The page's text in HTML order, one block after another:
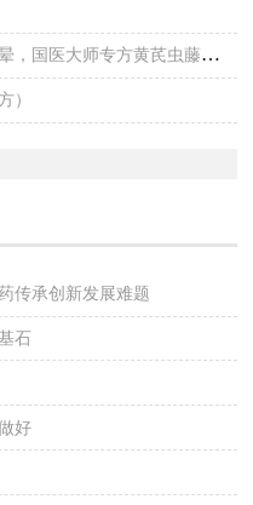
脑梗后遗症半身麻木、活动不利伴头晕，国医大师专方黄芪虫藤饮的实战医案
）
传承创新发展难题
石
好